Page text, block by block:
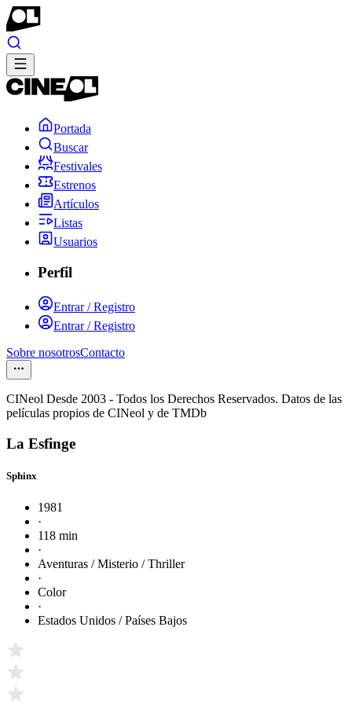
Portada
Buscar
Festivales
Estrenos
Artículos
Listas
Usuarios
Perfil
Entrar / Registro
Entrar / Registro
Sobre nosotrosContacto
CINeol Desde 2003 - Todos los Derechos Reservados. Datos de las
películas propios de CINeol y de TMDb
La Esfinge
Sphinx
1981
·
118 min
·
Aventuras / Misterio / Thriller
·
Color
·
Estados Unidos / Países Bajos